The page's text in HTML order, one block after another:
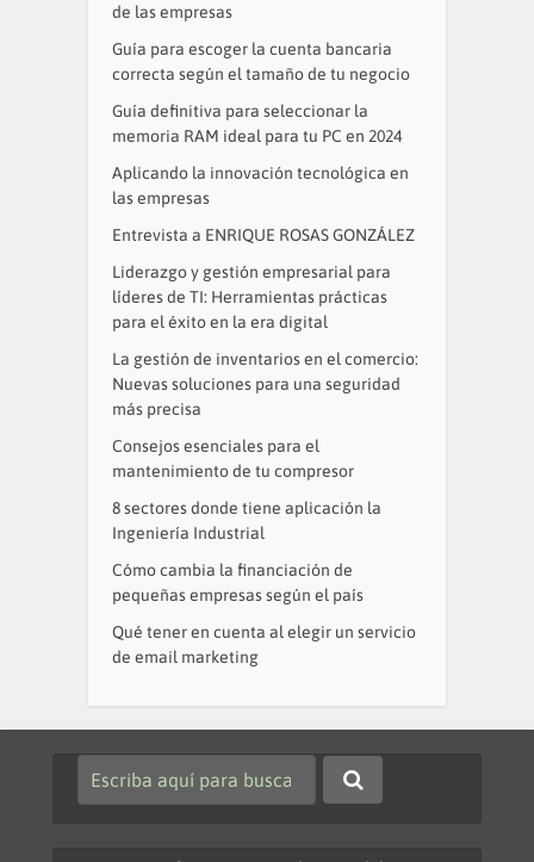
de las empresas
Guía para escoger la cuenta bancaria
correcta según el tamaño de tu negocio
Guía definitiva para seleccionar la
memoria RAM ideal para tu PC en 2024
Aplicando la innovación tecnológica en
las empresas
Entrevista a ENRIQUE ROSAS GONZÁLEZ
Liderazgo y gestión empresarial para
líderes de TI: Herramientas prácticas
para el éxito en la era digital
La gestión de inventarios en el comercio:
Nuevas soluciones para una seguridad
más precisa
Consejos esenciales para el
mantenimiento de tu compresor
8 sectores donde tiene aplicación la
Ingeniería Industrial
Cómo cambia la financiación de
pequeñas empresas según el país
Qué tener en cuenta al elegir un servicio
de email marketing